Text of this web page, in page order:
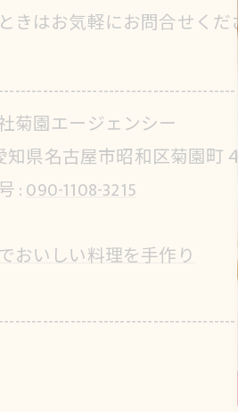
きはお気軽にお問合せくだ
菊園エージェンシー
知県名古屋市昭和区菊園町４
:090-1108-3215
おいしい料理を手作り